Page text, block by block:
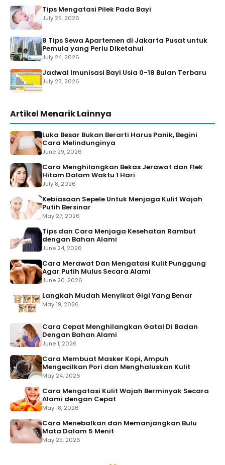
Tips Mengatasi Pilek Pada Bayi
July 25, 2026
8 Tips Sewa Apartemen di Jakarta Pusat untuk
Pemula yang Perlu Diketahui
July 24, 2026
Jadwal Imunisasi Bayi Usia 0-18 Bulan Terbaru
July 23, 2026
Artikel Menarik Lainnya
Luka Besar Bukan Berarti Harus Panik, Begini
Cara Melindunginya
June 29, 2026
Cara Menghilangkan Bekas Jerawat dan Flek
Hitam Dalam Waktu 1 Hari
July 8, 2026
Kebiasaan Sepele Untuk Menjaga Kulit Wajah
Putih Bersinar
May 27, 2026
Tips dan Cara Menjaga Kesehatan Rambut
dengan Bahan Alami
June 24, 2026
Cara Merawat Dan Mengatasi Kulit Punggung
Agar Putih Mulus Secara Alami
June 20, 2026
Langkah Mudah Menyikat Gigi Yang Benar
May 19, 2026
Cara Cepat Menghilangkan Gatal Di Badan
Dengan Bahan Alami
June 1, 2026
Cara Membuat Masker Kopi, Ampuh
Mengecilkan Pori dan Menghaluskan Kulit
May 24, 2026
Cara Mengatasi Kulit Wajah Berminyak Secara
Alami dengan Cepat
May 18, 2026
Cara Menebalkan dan Memanjangkan Bulu
Mata Dalam 5 Menit
May 25, 2026